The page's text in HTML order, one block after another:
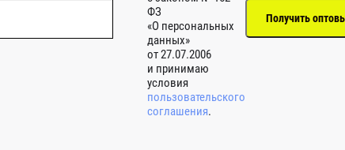
ФЗ
«О персональных
данных»
от 27.07.2006
и принимаю
условия
пользовательского
соглашения.